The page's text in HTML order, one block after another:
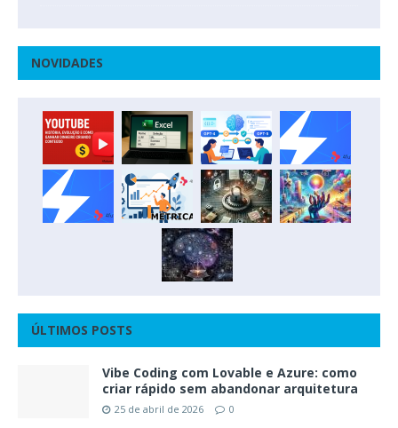
NOVIDADES
ÚLTIMOS POSTS
Vibe Coding com Lovable e Azure: como
criar rápido sem abandonar arquitetura
25 de abril de 2026 0